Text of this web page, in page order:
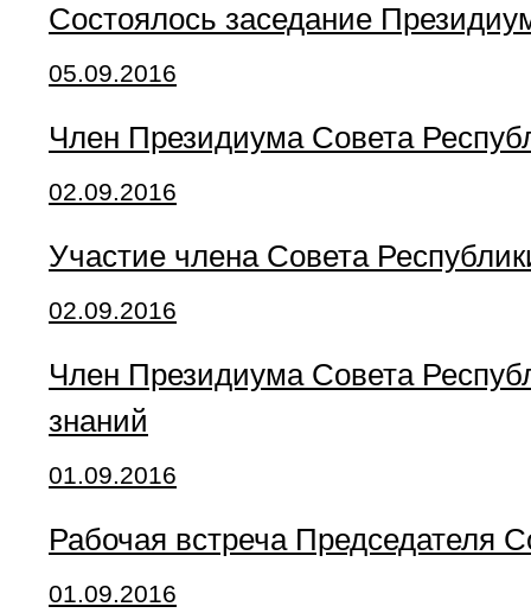
Состоялось заседание
05.09.2016
Член Президиума Совета
02.09.2016
Участие члена Совета
02.09.2016
Член Президиума Совета
знаний
01.09.2016
Рабочая встреча Председателя
01.09.2016